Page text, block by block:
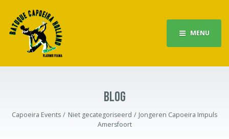
MENU
BLOG
Capoeira Events Niet gecategoriseerd
Jongeren Capoeira Impuls
Amersfoort